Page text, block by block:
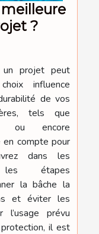
?
un projet peut
influence
de vos
tels que
ou encore
en compte pour
dans les
les étapes
la bâche la
et éviter les
l’usage prévu
protection, il est